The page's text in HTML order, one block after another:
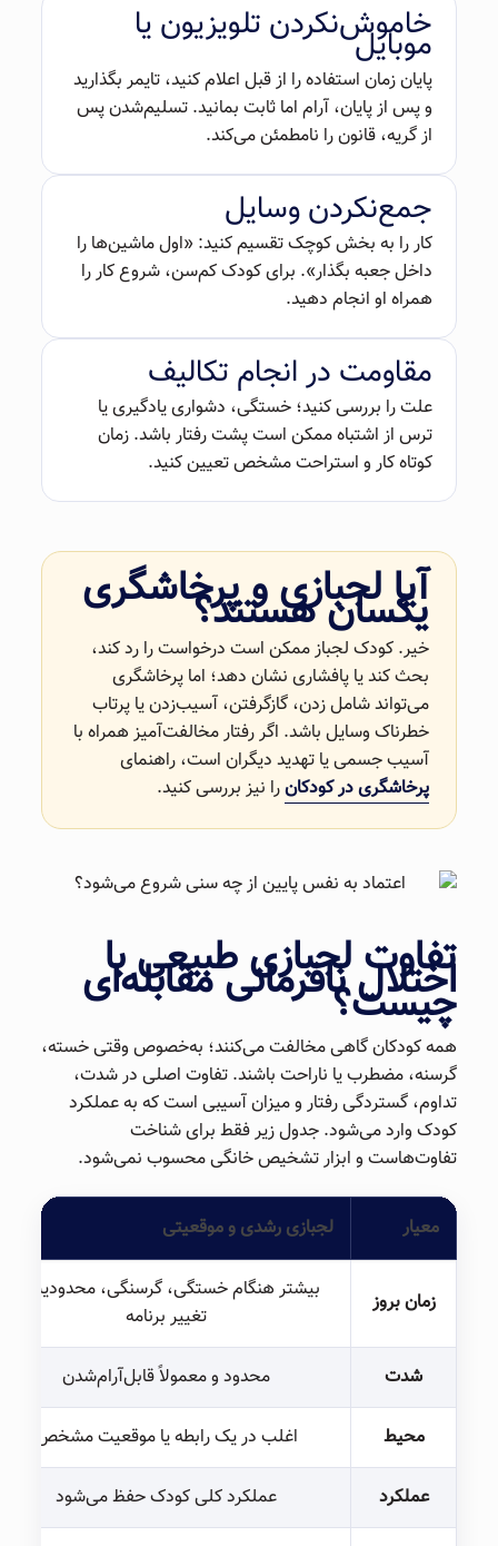
خاموش‌نکردن تلویزیون یا
موبایل
پایان زمان استفاده را از قبل اعلام کنید، تایمر بگذارید
و پس از پایان، آرام اما ثابت بمانید. تسلیم‌شدن پس
از گریه، قانون را نامطمئن می‌کند.
جمع‌نکردن وسایل
کار را به بخش کوچک تقسیم کنید: «اول ماشین‌ها را
داخل جعبه بگذار». برای کودک کم‌سن، شروع کار را
همراه او انجام دهید.
مقاومت در انجام تکالیف
علت را بررسی کنید؛ خستگی، دشواری یادگیری یا
ترس از اشتباه ممکن است پشت رفتار باشد. زمان
کوتاه کار و استراحت مشخص تعیین کنید.
آیا لجبازی و پرخاشگری
یکسان هستند؟
خیر. کودک لجباز ممکن است درخواست را رد کند،
بحث کند یا پافشاری نشان دهد؛ اما پرخاشگری
می‌تواند شامل زدن، گازگرفتن، آسیب‌زدن یا پرتاب
خطرناک وسایل باشد. اگر رفتار مخالفت‌آمیز همراه با
آسیب جسمی یا تهدید دیگران است، راهنمای
پرخاشگری در کودکانرا نیز بررسی کنید.
تفاوت لجبازی طبیعی با
اختلال نافرمانی مقابله‌ای
چیست؟
همه کودکان گاهی مخالفت می‌کنند؛ به‌خصوص وقتی خسته،
گرسنه، مضطرب یا ناراحت باشند. تفاوت اصلی در شدت،
تداوم، گستردگی رفتار و میزان آسیبی است که به عملکرد
کودک وارد می‌شود. جدول زیر فقط برای شناخت
تفاوت‌هاست و ابزار تشخیص خانگی محسوب نمی‌شود.
معیار لجبازی رشدی و موقعیتی
زمان بروز
بیشتر هنگام خستگی، گرسنگی، محدودیت یا
تغییر برنامه
شدت محدود و معمولاً قابل‌آرام‌شدن
محیط اغلب در یک رابطه یا موقعیت مشخص
عملکرد عملکرد کلی کودک حفظ می‌شود